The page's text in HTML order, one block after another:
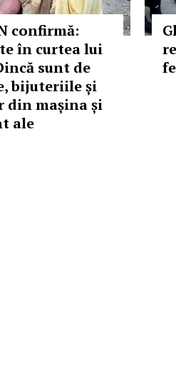
confirmă:
în curtea lui
sunt de
bijuteriile și
din mașina și
ale